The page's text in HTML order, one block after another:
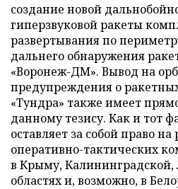
создание новой
гиперзвуковой ракеты
развертывания по
дальнего обнаружения
«Воронеж-ДМ». Вывод на
предупреждения о
«Тундра» также имеет
данному тезису. Как и тот
оставляет за собой право
оперативно-тактических
в Крыму, Калининградской,
областях и, возможно, в